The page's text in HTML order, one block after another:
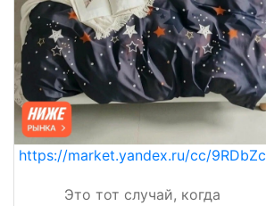
https://market.yandex.ru/cc/9RDbZc
Это тот случай, когда